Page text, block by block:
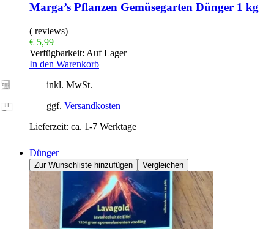
Marga’s Pflanzen Gemüsegarten Dünger 1 kg
( reviews)
€ 5,99
Verfügbarkeit: Auf Lager
In den Warenkorb
inkl. MwSt.
ggf. Versandkosten
Lieferzeit: ca. 1-7 Werktage
Dünger
Zur Wunschliste hinzufügen Vergleichen